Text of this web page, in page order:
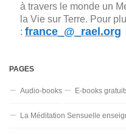
à travers le monde un
la Vie sur Terre. Pour
: france_@_rael.org
PAGES
Audio-books E-books
La Méditation Sensuelle